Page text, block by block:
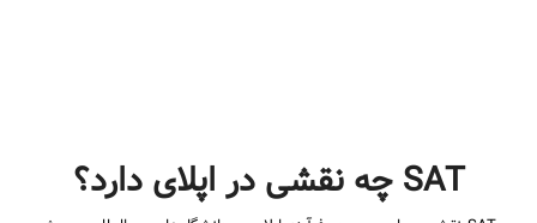
SAT چه نقشی در اپلای دارد؟